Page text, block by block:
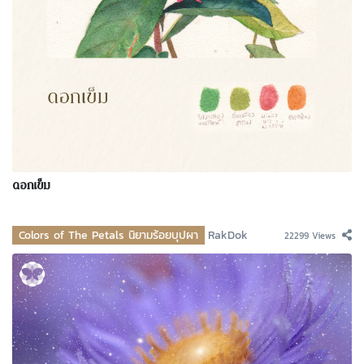
ดอกเข็ม
Colors of The Petals นิยามร้อยบุปผา RakDok 22299 Views